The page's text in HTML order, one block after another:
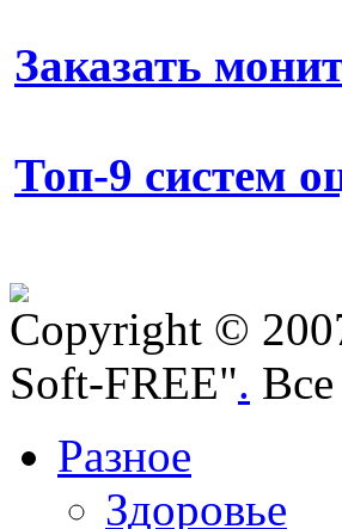
Заказать
Топ-9 систем
Copyright ©
Soft-FREE".
Разное
Здоровье